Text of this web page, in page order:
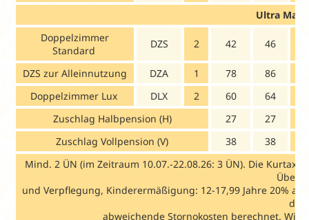
Ultra
Doppelzimmer
Standard
DZS 2 42 46
DZS zur Alleinnutzung DZA 1 78 86
Doppelzimmer Lux
DLX 2 60 64
Zuschlag Halbpension (H)
27 27
Zuschlag Vollpension (V)
38 38
Mind. 2 ÜN (im Zeitraum 10.07.-22.08.26: 3 ÜN). Die
und Verpflegung, Kinderermäßigung: 12-17,99 Jahre 20%
das
abweichende Stornokosten berechnet.